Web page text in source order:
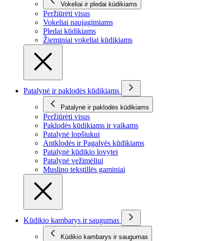
Vokeliai ir pledai kūdikiams
Peržiūrėti visus
Vokeliai naujagimiams
Pledai kūdikiams
Žieminiai vokeliai kūdikiams
Patalynė ir paklodės kūdikiams
Patalynė ir paklodės kūdikiams
Peržiūrėti visus
Paklodės kūdikiams ir vaikams
Patalynė lopšiukui
Antklodės ir Pagalvės kūdikiams
Patalynė kūdikio lovytei
Patalynė vežimėliui
Muslino tekstillės gaminiai
Kūdikio kambarys ir saugumas
Kūdikio kambarys ir saugumas